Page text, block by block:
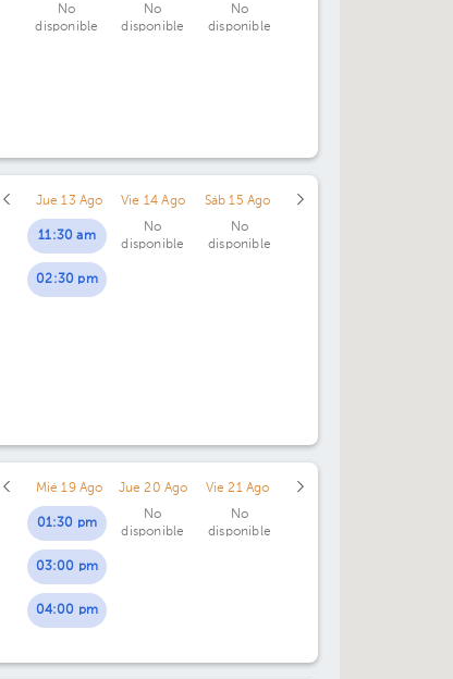
No
disponible
No
disponible
No
disponible
Jue 13 Ago
11:30 am
02:30 pm
Vie 14 Ago
No
disponible
Sáb 15 Ago
No
disponible
Mié 19 Ago
01:30 pm
03:00 pm
04:00 pm
Jue 20 Ago
No
disponible
Vie 21 Ago
No
disponible